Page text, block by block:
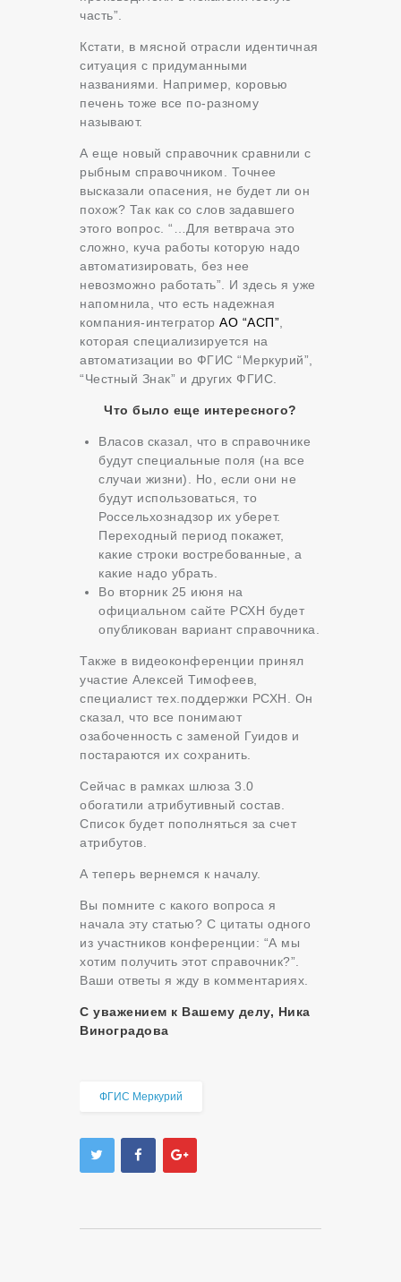
часть”.
Кстати, в мясной отрасли идентичная
ситуация с придуманными
названиями. Например, коровью
печень тоже все по-разному
называют.
А еще новый справочник сравнили с
рыбным справочником. Точнее
высказали опасения, не будет ли он
похож? Так как со слов задавшего
этого вопрос. “…Для ветврача это
сложно, куча работы которую надо
автоматизировать, без нее
невозможно работать”. И здесь я уже
напомнила, что есть надежная
компания-интегратор АО “АСП”
которая специализируется на
автоматизации во ФГИС “Меркурий”,
“Честный Знак” и других ФГИС.
Что было еще интересного?
Власов сказал, что в справочнике
будут специальные поля (на все
случаи жизни). Но, если они не
будут использоваться, то
Россельхознадзор их уберет.
Переходный период покажет,
какие строки востребованные, а
какие надо убрать.
Во вторник 25 июня на
официальном сайте РСХН будет
опубликован вариант справочника.
Также в видеоконференции принял
участие Алексей Тимофеев,
специалист тех.поддержки РСХН. Он
сказал, что все понимают
озабоченность с заменой Гуидов и
постараются их сохранить.
Сейчас в рамках шлюза 3.0
обогатили атрибутивный состав.
Список будет пополняться за счет
атрибутов.
А теперь вернемся к началу.
Вы помните с какого вопроса я
начала эту статью? С цитаты одного
из участников конференции: “А мы
хотим получить этот справочник?”.
Ваши ответы я жду в комментариях.
С уважением к Вашему делу, Ника
Виноградова
ФГИС Меркурий